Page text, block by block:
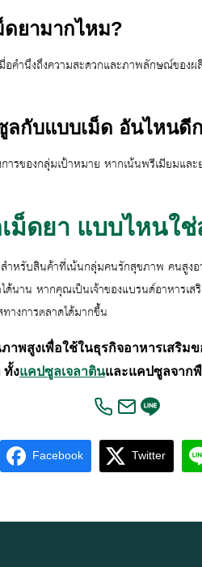
ดยามากไหม?
มื่อคำนึงถึงความสะดวกและภาพลักษณ์ของ
ลกับแบบเม็ด อันไหนดี
รของกลุ่มเป้าหมาย หากเน้นพรีเมียมแล
ม็ดยา แบบไหนใ
ำหรับสินค้าที่เน้นกลุ่มคนรักสุขภาพ คนสูง
ด้นาน หากคุณเป็นเจ้าของแบรนด์อาหารเ
งการตลาดได้มากขึ้น
พสูงเพื่อใช้ในธุรกิจอาหารเสริม
ทั้งแคปซูลเจลาตินและแคปซูลจากพื
Facebook Twitter